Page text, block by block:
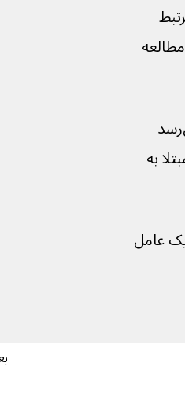
مورد مطالعه
اگرچه تاکنون هیچ عاملی شناسایی نشده است، اما به نظر می‌رسد
به
ممکن است یک عامل